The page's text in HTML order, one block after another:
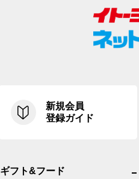
新規会員
登録ガイド
ギフト&フード